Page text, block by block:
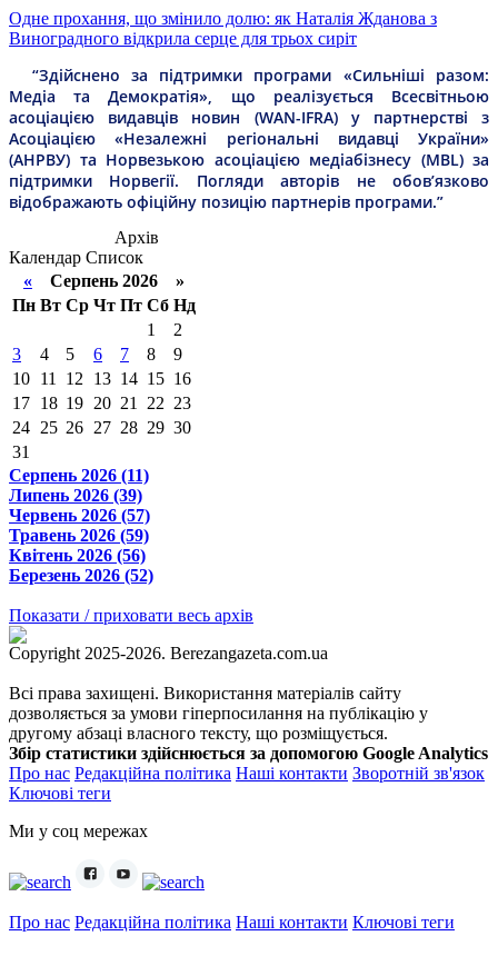
Одне прохання, що змінило долю: як Наталія Жданова з
Виноградного відкрила серце для трьох сиріт
“Здійснено за підтримки програми «Сильніші разом:
Медіа та Демократія», що реалізується Всесвітньою
асоціацією видавців новин (WAN-IFRA) у партнерстві з
Асоціацією «Незалежні регіональні видавці України»
(АНРВУ) та Норвезькою асоціацією медіабізнесу (MBL) за
підтримки Норвегії. Погляди авторів не обов’язково
відображають офіційну позицію партнерів програми.”
Архів
Календар Список
« Серпень 2026 »
Пн Вт Ср Чт Пт Сб Нд
1
2
3
4 5 6 7 8
9
10 11 12 13 14 15 16
17 18 19 20 21 22 23
24 25 26 27 28 29 30
31
Серпень 2026 (11)
Липень 2026 (39)
Червень 2026 (57)
Травень 2026 (59)
Квітень 2026 (56)
Березень 2026 (52)
Показати / приховати весь архів
Copyright 2025-2026. Berezangazeta.com.ua
Всі права захищені. Використання матеріалів сайту
дозволяється за умови гіперпосилання на публікацію у
другому абзаці власного тексту, що розміщується.
Збір статистики здійснюється за допомогою Google Analytics
Про нас Редакційна політика Наші контакти Зворотній зв'язок
Ключові теги
Ми у соц мережах
Про нас Редакційна політика Наші контакти Ключові теги